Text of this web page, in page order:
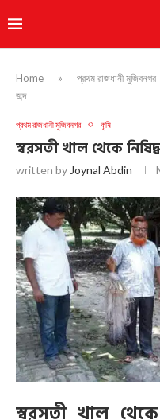
Home » প্রথম রাজধানী মুজিবনগর
জব্দ
প্রথম রাজধানী মুজিবনগর কৃষি
স্বরসতী খাল থেকে
written by Joynal Abdin
স্বরসতী খাল